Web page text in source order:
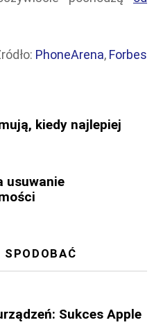
PhoneArena, Forbes
kiedy najlepiej
usuwanie
Sukces Apple